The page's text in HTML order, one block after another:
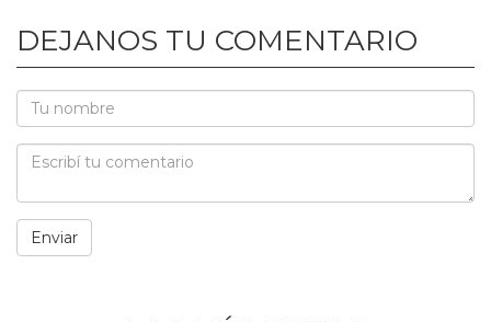
DEJANOS TU COMENTARIO